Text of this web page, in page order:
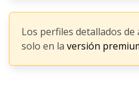
Los perfiles detallados
solo en la versión